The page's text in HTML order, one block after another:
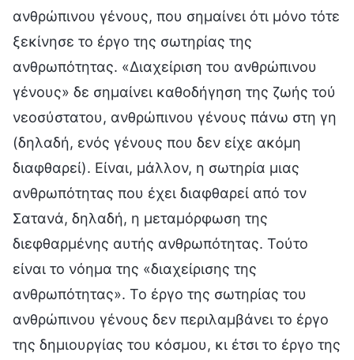
ανθρώπινου γένους, που σημαίνει ότι μόνο τότε
ξεκίνησε το έργο της σωτηρίας της
ανθρωπότητας. «Διαχείριση του ανθρώπινου
γένους» δε σημαίνει καθοδήγηση της ζωής τού
νεοσύστατου, ανθρώπινου γένους πάνω στη γη
(δηλαδή, ενός γένους που δεν είχε ακόμη
διαφθαρεί). Είναι, μάλλον, η σωτηρία μιας
ανθρωπότητας που έχει διαφθαρεί από τον
Σατανά, δηλαδή, η μεταμόρφωση της
διεφθαρμένης αυτής ανθρωπότητας. Τούτο
είναι το νόημα της «διαχείρισης της
ανθρωπότητας». Το έργο της σωτηρίας του
ανθρώπινου γένους δεν περιλαμβάνει το έργο
της δημιουργίας του κόσμου, κι έτσι το έργο της